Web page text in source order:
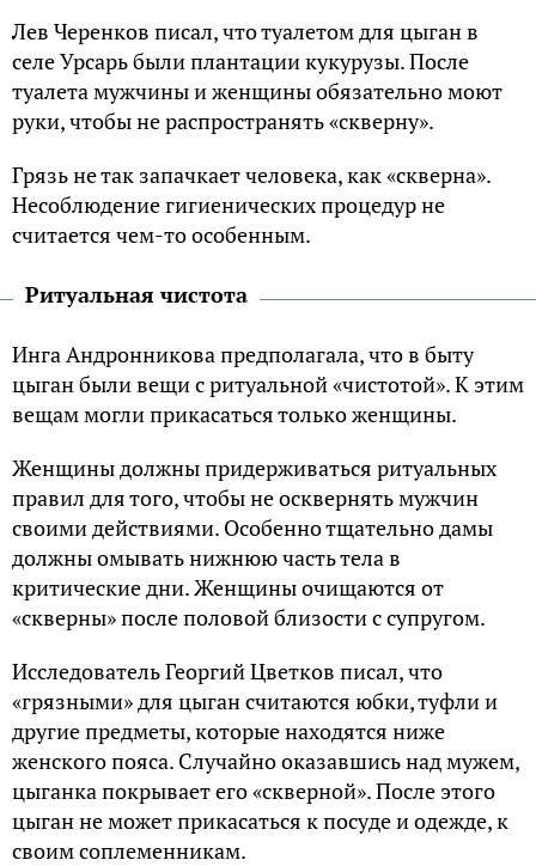
Лев Черенков писал, что туалетом для цыган в
селе Урсарь были плантации кукурузы. После
туалета мужчины и женщины обязательно моют
руки, чтобы не распространять «скверну».
Грязь не так запачкает человека, как «скверна».
Несоблюдение гигиенических процедур не
считается чем-то особенным.
Ритуальная чистота
Инга Андронникова предполагала, что в быту
цыган были вещи с ритуальной «чистотой». К этим
вещам могли прикасаться только женщины.
Женщины должны придерживаться ритуальных
правил для того, чтобы не осквернять мужчин
своими действиями. Особенно тщательно дамы
должны омывать нижнюю часть тела в
критические дни. Женщины очищаются от
«скверны» после половой близости с супругом.
Исследователь Георгий Цветков писал, что
«грязными» для цыган считаются юбки, туфли и
другие предметы, которые находятся ниже
женского пояса. Случайно оказавшись над мужем,
цыганка покрывает его «скверной». После этого
цыган не может прикасаться к посуде и одежде, к
своим соплеменникам.